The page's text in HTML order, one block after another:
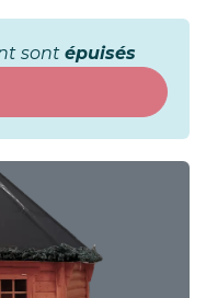
sont épuisés